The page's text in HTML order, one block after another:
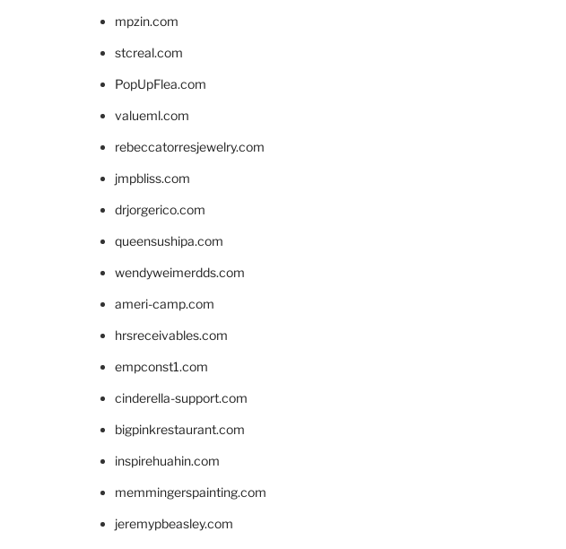
mpzin.com
stcreal.com
PopUpFlea.com
valueml.com
rebeccatorresjewelry.com
jmpbliss.com
drjorgerico.com
queensushipa.com
wendyweimerdds.com
ameri-camp.com
hrsreceivables.com
empconst1.com
cinderella-support.com
bigpinkrestaurant.com
inspirehuahin.com
memmingerspainting.com
jeremypbeasley.com